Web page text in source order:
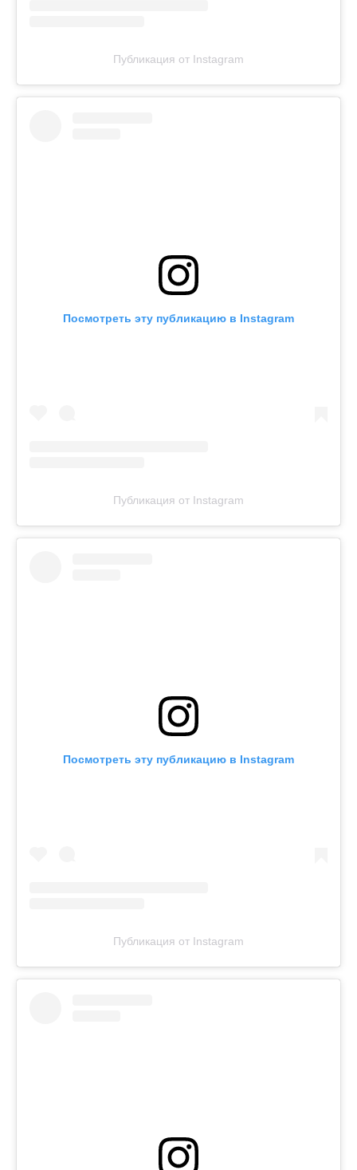
Публикация от Instagram
Посмотреть эту публикацию в Instagram
Публикация от Instagram
Посмотреть эту публикацию в Instagram
Публикация от Instagram